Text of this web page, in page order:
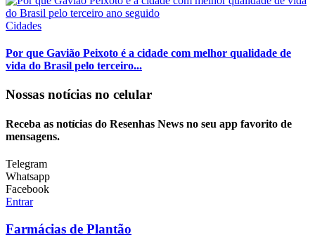
Cidades
Por que Gavião Peixoto é a cidade com melhor qualidade de
vida do Brasil pelo terceiro...
Nossas notícias no celular
Receba as notícias do Resenhas News no seu app favorito de
mensagens.
Telegram
Whatsapp
Facebook
Entrar
Farmácias de Plantão